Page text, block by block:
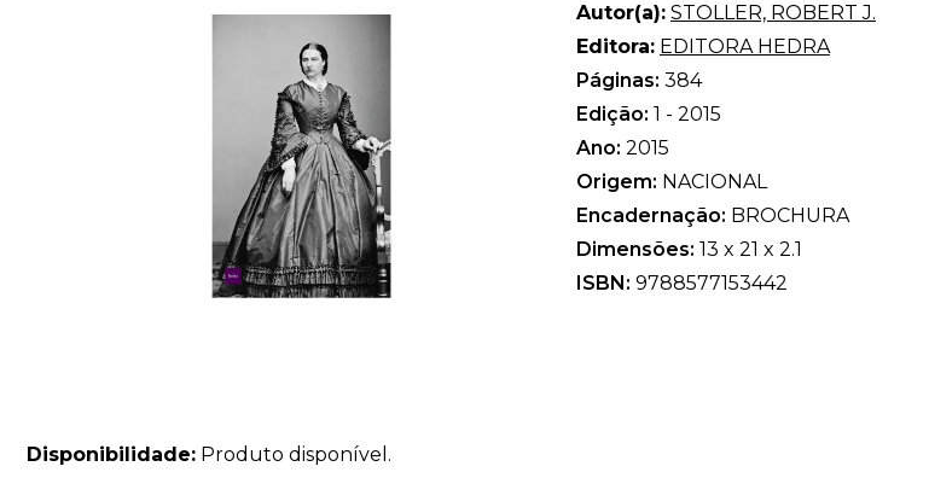
Disponibilidade: Produto disponível.
Autor(a): STOLLER, ROBERT J.
Editora: EDITORA HEDRA
Páginas: 384
Edição: 1 - 2015
Ano: 2015
Origem: NACIONAL
Encadernação: BROCHURA
Dimensões: 13 x 21 x 2.1
ISBN: 9788577153442